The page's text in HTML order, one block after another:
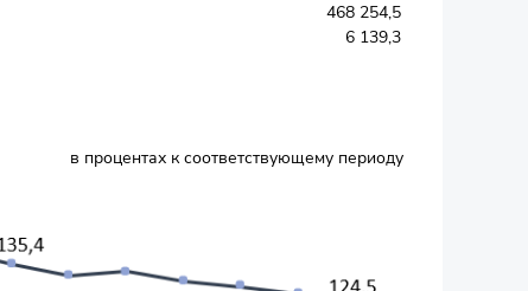
468 254,5
6 139,3
в процентах к соответствующему периоду